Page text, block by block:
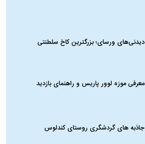
دیدنی‌های ورسای؛ بزرگترین کاخ سلطنتی
معرفی موزه لوور پاریس و راهنمای بازدید
جاذبه های گردشگری روستای کندلوس